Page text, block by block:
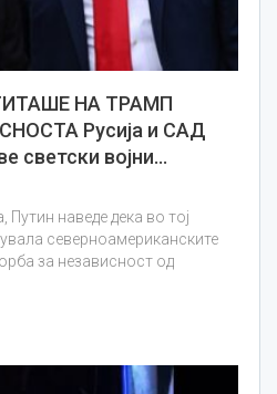
НА ТРАМП
Русија и САД
светски војни…
Путин наведе дека во тој
северноамериканските
за независност од